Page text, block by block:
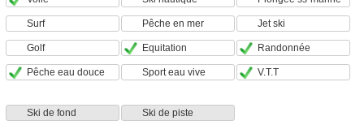
Surf Pêche en mer Jet ski
Golf Equitation Randonnée
Pêche eau douce Sport eau vive V.T.T
Ski de fond Ski de piste